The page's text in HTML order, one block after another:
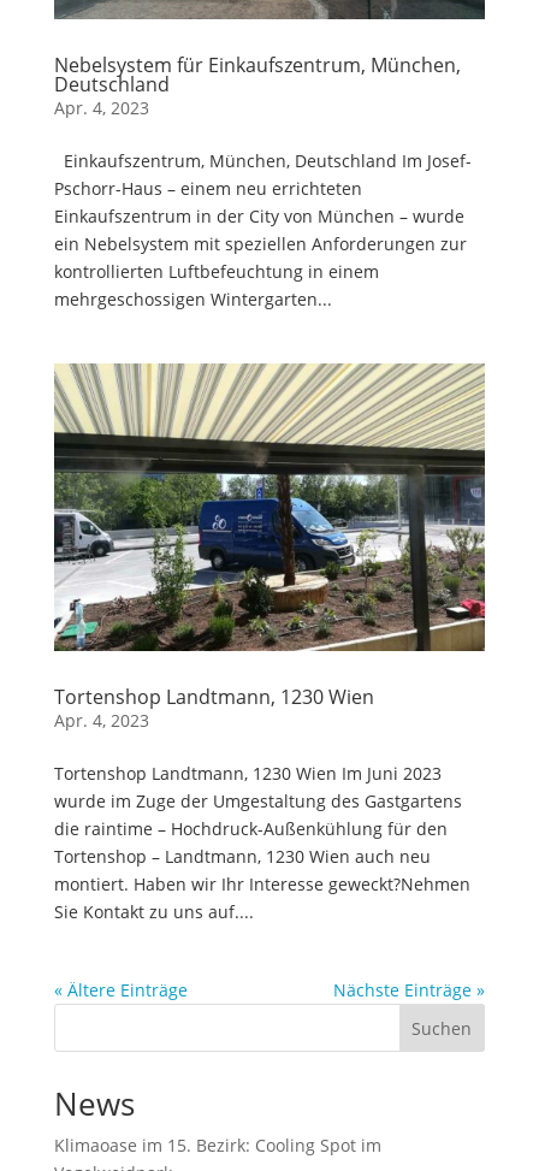
Nebelsystem für Einkaufszentrum, München,
Deutschland
Apr. 4, 2023
Einkaufszentrum, München, Deutschland Im Josef-
Pschorr-Haus – einem neu errichteten
Einkaufszentrum in der City von München – wurde
ein Nebelsystem mit speziellen Anforderungen zur
kontrollierten Luftbefeuchtung in einem
mehrgeschossigen Wintergarten...
Tortenshop Landtmann, 1230 Wien
Apr. 4, 2023
Tortenshop Landtmann, 1230 Wien Im Juni 2023
wurde im Zuge der Umgestaltung des Gastgartens
die raintime – Hochdruck-Außenkühlung für den
Tortenshop – Landtmann, 1230 Wien auch neu
montiert. Haben wir Ihr Interesse geweckt?Nehmen
Sie Kontakt zu uns auf....
« Ältere Einträge
Nächste Einträge »
Suchen
News
Klimaoase im 15. Bezirk: Cooling Spot im